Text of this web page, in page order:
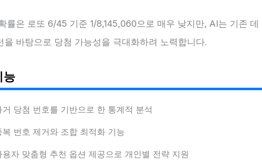
률은 로또 6/45 기준 1/8,145,060으로 매우 낮지만, AI는 기존 데
을 바탕으로 당첨 가능성을 극대화하려 노력합니다.
능
거 당첨 번호를 기반으로 한 통계적 분석
복 번호 제거와 조합 최적화 기능
용자 맞춤형 추천 옵션 제공으로 개인별 전략 지원